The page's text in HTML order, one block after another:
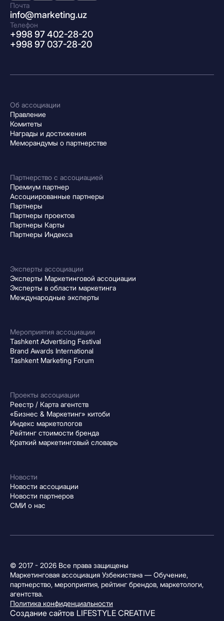
Почта
info@marketing.uz
Телефон
+998 97 402-28-20
+998 97 037-28-20
Об ассоциации
Правление
Комитеты
Награды и достижения
Меморандумы о партнерстве
Партнерство с ассоциацией
Премиум партнер
Ассоциированные партнеры
Партнеры
Партнеры проектов
Партнеры Карты
Партнеры Индекса
Эксперты ассоциации
Эксперты Маркетинговой ассоциации
Эксперты в области маркетинга
Международные эксперты
Мероприятия ассоциации
Tashkent Advertising Festival
Brand Awards International
Tashkent Marketing Forum
Проекты ассоциации
Реестр / Карта агентств
«Бизнес & Маркетинг» китоби
Индекс маркетологов
Рейтинг стоимости бренда
Краткий маркетинговый словарь
Новости
Новости ассоциации
Новости партнеров
СМИ о нас
© 2017 - 2026 Все права защищены
Маркетинговая ассоциация Узбекистана — Обучение,
партнерство, мероприятия, рейтинг брендов, маркетологи,
агентства.
Политика конфиденциальности
Создание сайтов LIFESTYLE CREATIVE